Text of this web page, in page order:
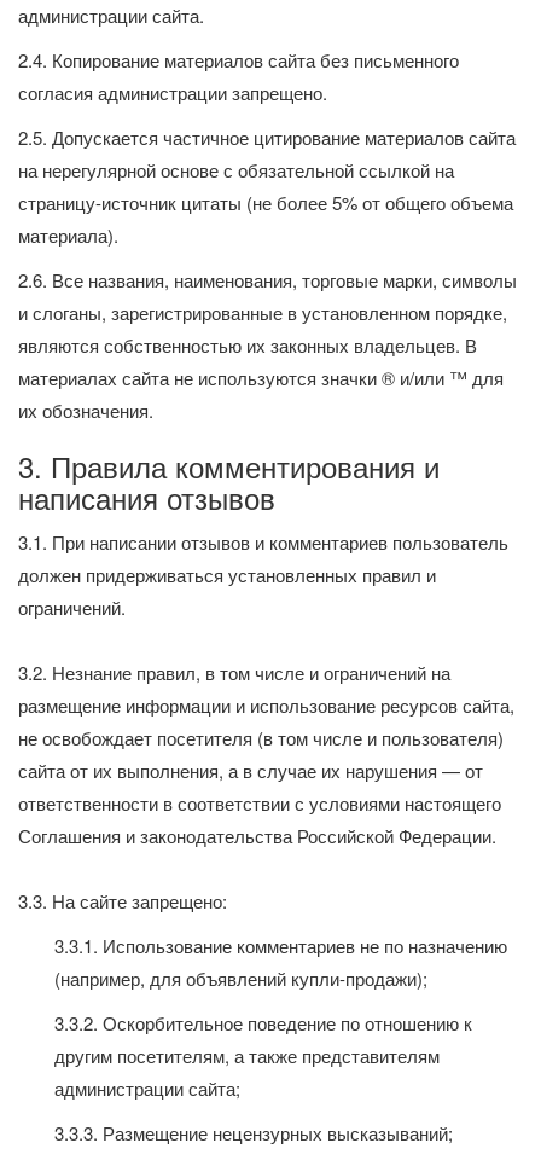
администрации сайта.
2.4. Копирование материалов сайта без письменного
согласия администрации запрещено.
2.5. Допускается частичное цитирование материалов сайта
на нерегулярной основе с обязательной ссылкой на
страницу-источник цитаты (не более 5% от общего объема
материала).
2.6. Все названия, наименования, торговые марки, символы
и слоганы, зарегистрированные в установленном порядке,
являются собственностью их законных владельцев. В
материалах сайта не используются значки ® и/или ™ для
их обозначения.
3. Правила комментирования и
написания отзывов
3.1. При написании отзывов и комментариев пользователь
должен придерживаться установленных правил и
ограничений.
3.2. Незнание правил, в том числе и ограничений на
размещение информации и использование ресурсов сайта,
не освобождает посетителя (в том числе и пользователя)
сайта от их выполнения, а в случае их нарушения — от
ответственности в соответствии с условиями настоящего
Соглашения и законодательства Российской Федерации.
3.3. На сайте запрещено:
3.3.1. Использование комментариев не по назначению
(например, для объявлений купли-продажи);
3.3.2. Оскорбительное поведение по отношению к
другим посетителям, а также представителям
администрации сайта;
3.3.3. Размещение нецензурных высказываний;